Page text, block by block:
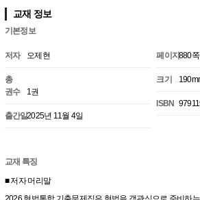
교재 정보
기본정보
저자 오제현
총
권수
1권
출간일2025년 11월 4일
페이지880쪽
크기
ISBN
교재 특징
■ 저자 머리말